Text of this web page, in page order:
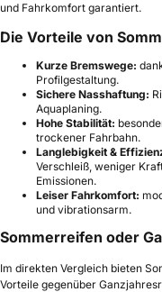
und Fahrkomfort garantiert.
Die Vorteile von
Kurze Bremswege:
Profilgestaltung.
Sichere Nasshaftung:
Aquaplaning.
Hohe Stabilität:
trockener Fahrbahn.
Langlebigkeit &
Verschleiß, weniger
Emissionen.
Leiser Fahrkomfort:
und vibrationsarm.
Sommerreifen oder
Im direkten Vergleich bieten
Vorteile gegenüber